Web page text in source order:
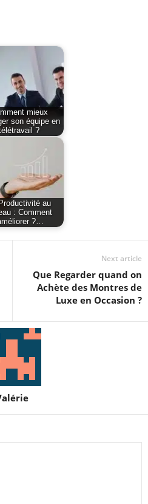
mieux
son équipe en
?
Productivité au
: Comment
?…
Next article
Que Regarder quand on
Achète des Montres de
Luxe en Occasion ?